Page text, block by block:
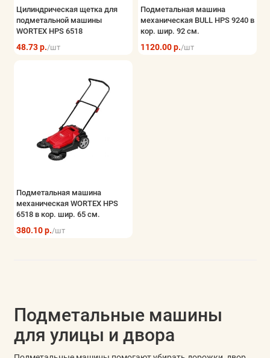
Цилиндрическая щетка для
подметальной машины
WORTEX HPS 6518
48.73 р./шт
Подметальная машина
механическая BULL HPS 9240 в
кор. шир. 92 см.
1120.00 р./шт
Подметальная машина
механическая WORTEX HPS
6518 в кор. шир. 65 см.
380.10 р./шт
Подметальные машины
для улицы и двора